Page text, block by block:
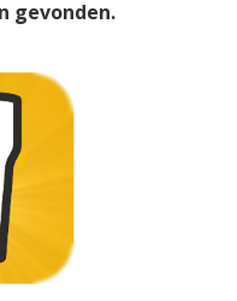
gevonden.